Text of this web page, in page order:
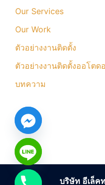
Our Services
Our Work
ตัวอย่างงานติดตั้ง
ตัวอย่างงานติดตั้งออโตด
บทความ
บริษัท อีเล็ค